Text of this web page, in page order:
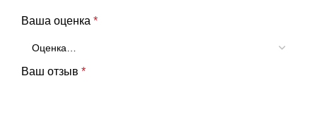
Ваша оценка *
Ваш отзыв *